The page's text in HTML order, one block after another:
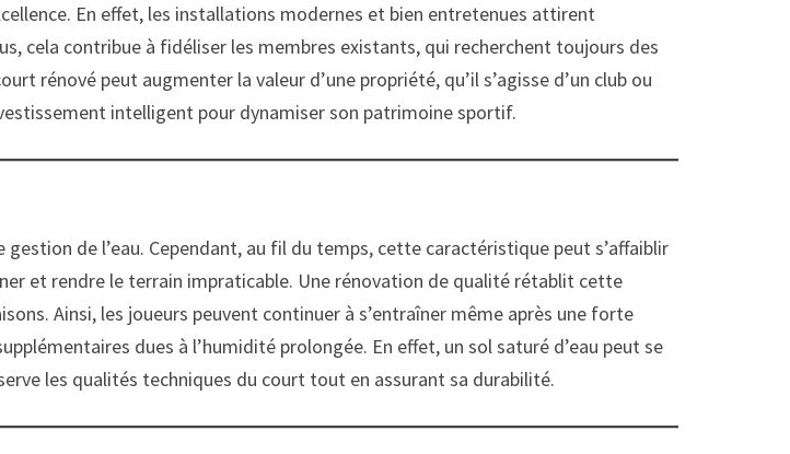
En effet, les installations modernes et bien entretenues attirent
cela contribue à fidéliser les membres existants, qui recherchent toujours des
rénové peut augmenter la valeur d’une propriété, qu’il s’agisse d’un club ou
intelligent pour dynamiser son patrimoine sportif.
de l’eau. Cependant, au fil du temps, cette caractéristique peut s’affaiblir
et rendre le terrain impraticable. Une rénovation de qualité rétablit cette
Ainsi, les joueurs peuvent continuer à s’entraîner même après une forte
dues à l’humidité prolongée. En effet, un sol saturé d’eau peut se
les qualités techniques du court tout en assurant sa durabilité.